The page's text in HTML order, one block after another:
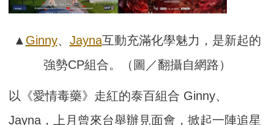
▲ Ginny、 Jayna互動充滿化學魅力，是新起的
強勢CP組合。（圖／翻攝自網路）
以《愛情毒藥》走紅的泰百組合 Ginny、
Jayna，上月曾來台舉辦見面會，掀起一陣追星